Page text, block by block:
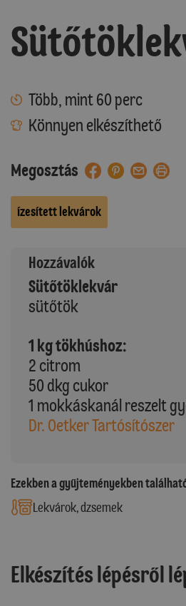
Több, mint 60 perc
Könnyen elkészíthető
Megosztás
Ízesített lekvárok
Hozzávalók
Sütőtöklekvár
sütőtök
1 kg tökhúshoz:
2 citrom
50 dkg cukor
1 mokkáskanál reszelt
Dr. Oetker Tartósítószer
Ezekben a gyűjteményekben
Lekvárok, dzsemek
Elkészítés lépésről